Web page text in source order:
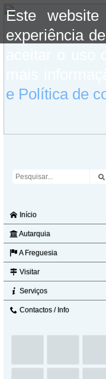
Este
experiência
e Política de
Início
Autarquia
A Freguesia
Visitar
Serviços
Contactos / Info